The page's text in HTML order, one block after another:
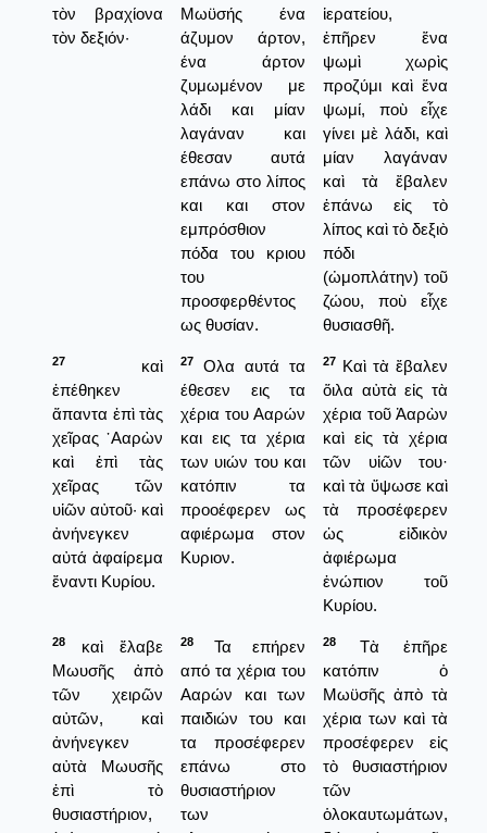
τὸν βραχίονα
τὸν δεξιόν·
Μωϋσής ένα
άζυμον άρτον,
ένα άρτον
ζυμωμένον με
λάδι και μίαν
λαγάναν και
έθεσαν αυτά
επάνω στο λίπος
και και στον
εμπρόσθιον
πόδα του κριου
του
προσφερθέντος
ως θυσίαν.
ἱερατείου,
ἐπῆρεν ἕνα
ψωμὶ χωρὶς
προζύμι καὶ ἕνα
ψωμί, ποὺ εἶχε
γίνει μὲ λάδι, καὶ
μίαν λαγάναν
καὶ τὰ ἔβαλεν
ἐπάνω εἰς τὸ
λίπος καὶ τὸ δεξιὸ
πόδι
(ὠμοπλάτην) τοῦ
ζώου, ποὺ εἶχε
θυσιασθῆ.
27
καὶ
ἐπέθηκεν
ἅπαντα ἐπὶ τὰς
χεῖρας ᾿Ααρὼν
καὶ ἐπὶ τὰς
χεῖρας τῶν
υἱῶν αὐτοῦ· καὶ
ἀνήνεγκεν
αὐτά ἀφαίρεμα
ἔναντι Κυρίου.
27
Ολα αυτά τα
έθεσεν εις τα
χέρια του Ααρών
και εις τα χέρια
των υιών του και
κατόπιν τα
προοέφερεν ως
αφιέρωμα στον
Κυριον.
27 Καὶ τὰ ἔβαλεν
ὅιλα αὐτὰ εἰς τὰ
χέρια τοῦ Ἀαρὼν
καὶ εἰς τὰ χέρια
τῶν υἱῶν του·
καὶ τὰ ὕψωσε καὶ
τὰ προσέφερεν
ὡς εἰδικὸν
ἀφιέρωμα
ἐνώπιον τοῦ
Κυρίου.
28
καὶ ἔλαβε
Μωυσῆς ἀπὸ
τῶν χειρῶν
αὐτῶν, καὶ
ἀνήνεγκεν
αὐτὰ Μωυσῆς
ἐπὶ τὸ
θυσιαστήριον,
28
Τα επήρεν
από τα χέρια του
Ααρών και των
παιδιών του και
τα προσέφερεν
επάνω στο
θυσιαστήριον
των
28
Τὰ ἐπῆρε
κατόπιν ὁ
Μωϋσῆς ἀπὸ τὰ
χέρια των καὶ τὰ
προσέφερεν εἰς
τὸ θυσιαστήριον
τῶν
ὁλοκαυτωμάτων,